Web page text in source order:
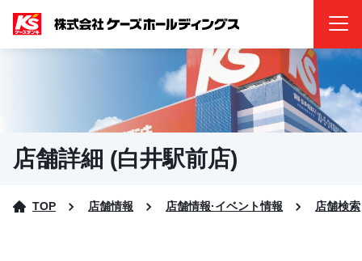
店舗詳細 (白井駅前店)
TOP 店舗情報 店舗情報·イベント情報 店舗検索